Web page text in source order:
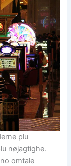
plu
nøjagtighe.
omtale